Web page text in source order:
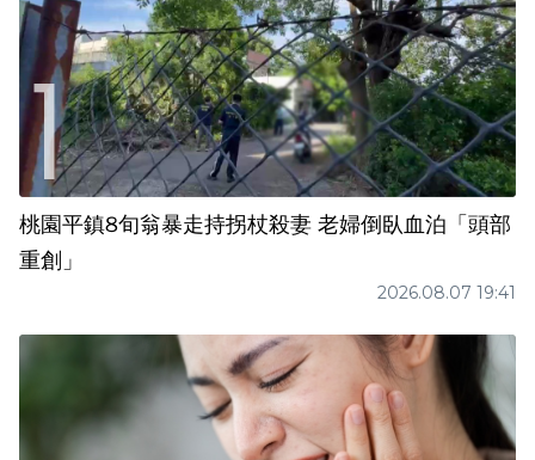
桃園平鎮8旬翁暴走持拐杖殺妻 老婦倒臥血泊「頭部
重創」
2026.08.07 19:41